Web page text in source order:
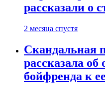
рассказали о
2 месяца спустя
Скандальная
рассказала
бойфренда к